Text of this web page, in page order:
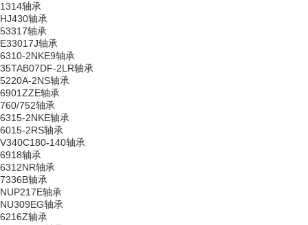
1314轴承
HJ430轴承
53317轴承
E33017J轴承
6310-2NKE9轴承
35TAB07DF-2LR轴承
5220A-2NS轴承
6901ZZE轴承
760/752轴承
6315-2NKE轴承
6015-2RS轴承
V340C180-140轴承
6918轴承
6312NR轴承
7336B轴承
NUP217E轴承
NU309EG轴承
6216Z轴承